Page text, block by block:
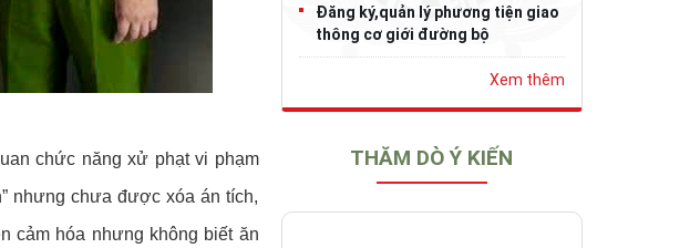
chức năng xử phạt vi phạm
nhưng chưa được xóa án tích,
cảm hóa nhưng không biết ăn
Đăng ký,quản lý phương tiện giao
thông cơ giới đường bộ
Xem thêm
THĂM DÒ Ý KIẾN